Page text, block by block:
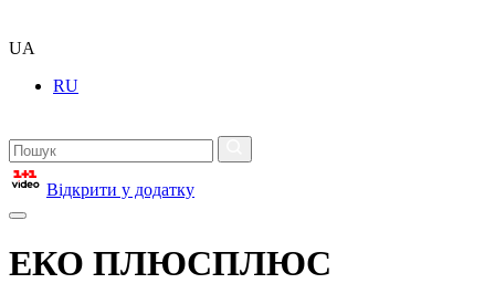
UA
RU
Відкрити у додатку
ЕКО ПЛЮСПЛЮС